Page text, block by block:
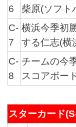
6
柴原(ソフト
C-
7
横浜今季初
する仁志(横
C-
8
チームの今
スコアボー
スターカード